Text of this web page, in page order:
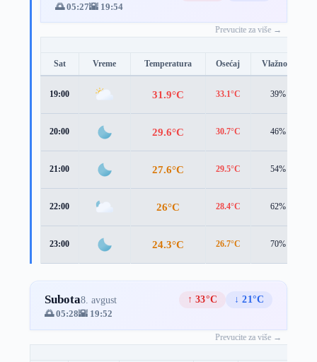
🌅 05:27🌇 19:54
Prevucite za više →
Sat Vreme Temperatura Osećaj Vlažnost
19:00 31.9°C 33.1°C 39%
20:00 29.6°C 30.7°C 46%
21:00 27.6°C 29.5°C 54%
22:00 26°C 28.4°C 62%
23:00 24.3°C 26.7°C 70%
Subota8. avgust ↑ 33°C
↓ 21°C
🌅 05:28🌇 19:52
Prevucite za više →